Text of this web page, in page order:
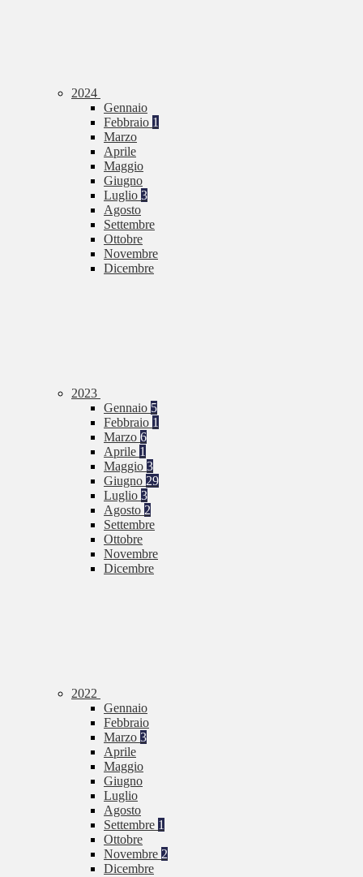
2024
Gennaio
Febbraio 1
Marzo
Aprile
Maggio
Giugno
Luglio 3
Agosto
Settembre
Ottobre
Novembre
Dicembre
2023
Gennaio 5
Febbraio 1
Marzo 6
Aprile 1
Maggio 3
Giugno 29
Luglio 3
Agosto 2
Settembre
Ottobre
Novembre
Dicembre
2022
Gennaio
Febbraio
Marzo 3
Aprile
Maggio
Giugno
Luglio
Agosto
Settembre 1
Ottobre
Novembre 2
Dicembre